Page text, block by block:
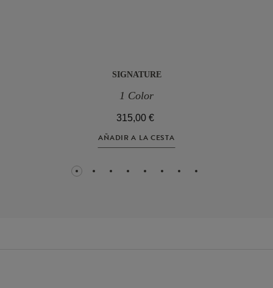
SIGNATURE
1 Color
315,00 €
AÑADIR A LA CESTA
1 2 3 4 5 6 7 8